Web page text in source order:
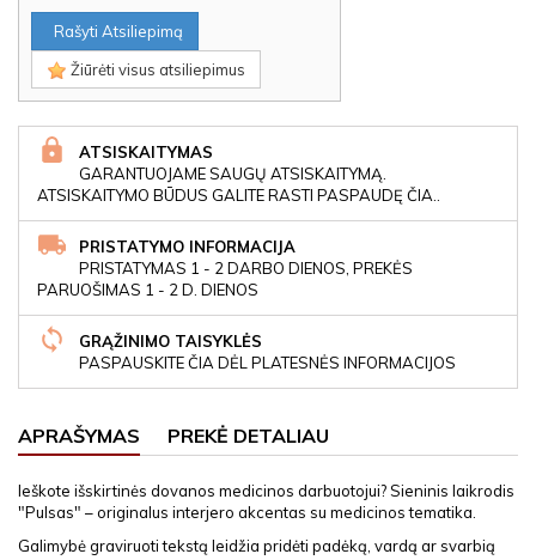
Rašyti Atsiliepimą
Žiūrėti visus atsiliepimus
ATSISKAITYMAS
GARANTUOJAME SAUGŲ ATSISKAITYMĄ.
ATSISKAITYMO BŪDUS GALITE RASTI PASPAUDĘ ČIA..
PRISTATYMO INFORMACIJA
PRISTATYMAS 1 - 2 DARBO DIENOS, PREKĖS
PARUOŠIMAS 1 - 2 D. DIENOS
GRĄŽINIMO TAISYKLĖS
PASPAUSKITE ČIA DĖL PLATESNĖS INFORMACIJOS
APRAŠYMAS PREKĖ DETALIAU
Ieškote išskirtinės dovanos medicinos darbuotojui? Sieninis laikrodis
"Pulsas" – originalus interjero akcentas su medicinos tematika.
Galimybė graviruoti tekstą leidžia pridėti padėką, vardą ar svarbią